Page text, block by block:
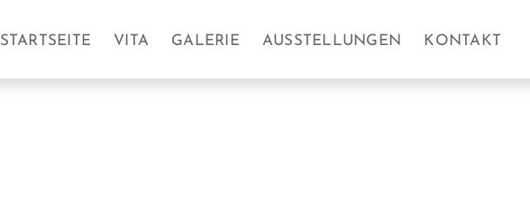
STARTSEITE VITA GALERIE AUSSTELLUNGEN KONTAKT